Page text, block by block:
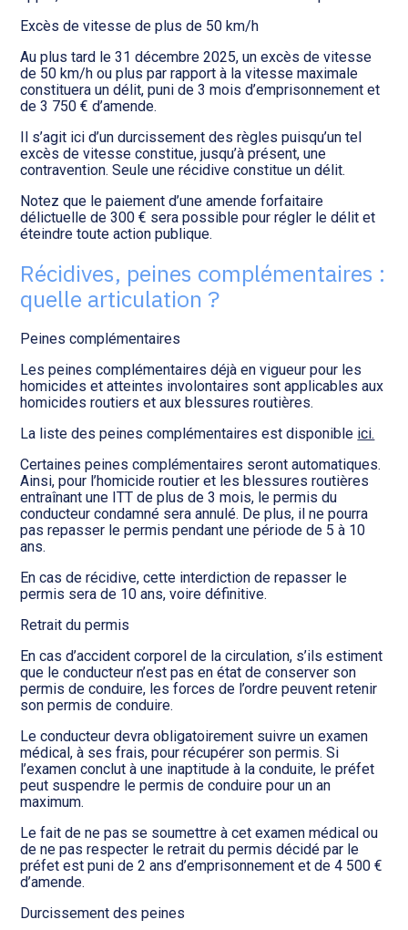
Excès de vitesse de plus de 50 km/h
Au plus tard le 31 décembre 2025, un excès de vitesse
de 50 km/h ou plus par rapport à la vitesse maximale
constituera un délit, puni de 3 mois d’emprisonnement et
de 3 750 € d’amende.
Il s’agit ici d’un durcissement des règles puisqu’un tel
excès de vitesse constitue, jusqu’à présent, une
contravention. Seule une récidive constitue un délit.
Notez que le paiement d’une amende forfaitaire
délictuelle de 300 € sera possible pour régler le délit et
éteindre toute action publique.
Récidives, peines complémentaires :
quelle articulation ?
Peines complémentaires
Les peines complémentaires déjà en vigueur pour les
homicides et atteintes involontaires sont applicables aux
homicides routiers et aux blessures routières.
La liste des peines complémentaires est disponible ici.
Certaines peines complémentaires seront automatiques.
Ainsi, pour l’homicide routier et les blessures routières
entraînant une ITT de plus de 3 mois, le permis du
conducteur condamné sera annulé. De plus, il ne pourra
pas repasser le permis pendant une période de 5 à 10
ans.
En cas de récidive, cette interdiction de repasser le
permis sera de 10 ans, voire définitive.
Retrait du permis
En cas d’accident corporel de la circulation, s’ils estiment
que le conducteur n’est pas en état de conserver son
permis de conduire, les forces de l’ordre peuvent retenir
son permis de conduire.
Le conducteur devra obligatoirement suivre un examen
médical, à ses frais, pour récupérer son permis. Si
l’examen conclut à une inaptitude à la conduite, le préfet
peut suspendre le permis de conduire pour un an
maximum.
Le fait de ne pas se soumettre à cet examen médical ou
de ne pas respecter le retrait du permis décidé par le
préfet est puni de 2 ans d’emprisonnement et de 4 500 €
d’amende.
Durcissement des peines